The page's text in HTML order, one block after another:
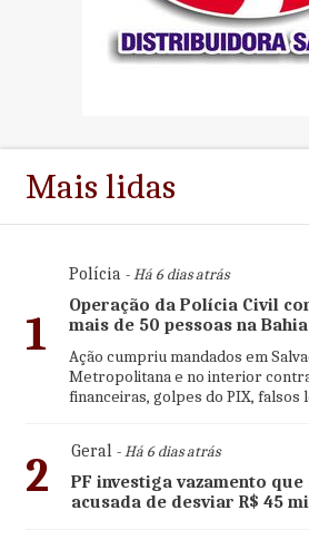
Mais lidas
1
Polícia- Há 6 dias atrás
Operação da Polícia Civil
mais de 50 pessoas na Bahia
Ação cumpriu mandados em
Metropolitana e no interior
financeiras, golpes do PIX,
2 Geral- Há 6 dias atrás
PF investiga vazamento
acusada de desviar R$ 45